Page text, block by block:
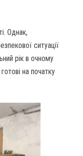
Однак,
ситуації
рік в очному
на початку